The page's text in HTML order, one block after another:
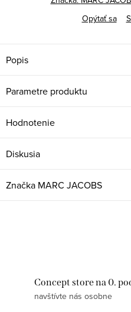
Opýtať sa
Popis
Parametre produktu
Hodnotenie
Diskusia
Značka MARC JACOBS
Concept store na 0.
navštívte nás osobne